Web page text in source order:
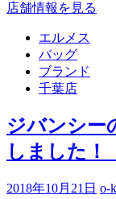
店舗情報を見る
エルメス
バッグ
ブランド
千葉店
ジバンシー
しました！
2018年10月21日 o-